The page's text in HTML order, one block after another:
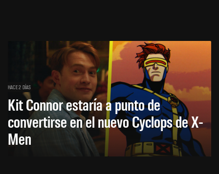
HACE 2 DÍAS
Kit Connor estaría a punto de
convertirse en el nuevo Cyclops de X-
Men